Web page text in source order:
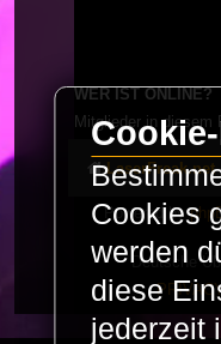
WER IST ONLINE?
Mitglieder in diesem
LaserFreak.net
Powered by
Deutsche
Cookies
werden
diese
jederzeit